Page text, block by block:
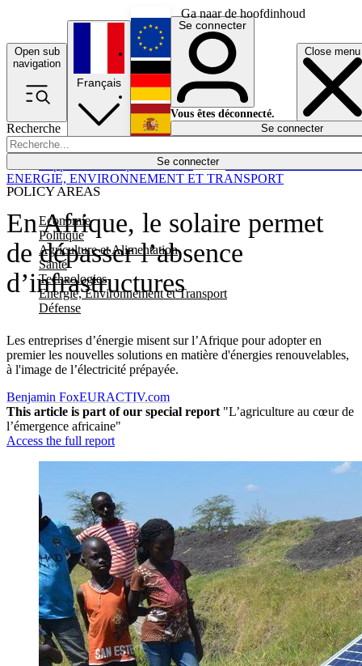
Ga naar de hoofdinhoud
Open sub
navigation
Close menu
Recherche
Se connecter
POLICY AREAS
Economie
Politique
Agriculture et Alimentation
Santé
Technologies
Energie, Environnement et Transport
Défense
Économie
Français
English
Deutsch
Español
Se connecter
Vous êtes déconnecté.
Se connecter
En Afrique, le solaire permet
de dépasser l’absence
d’infrastructures
Les entreprises d’énergie misent sur l’Afrique pour adopter en
premier les nouvelles solutions en matière d'énergies renouvelables,
à l'image de l’électricité prépayée.
ENERGIE, ENVIRONNEMENT ET TRANSPORT
Benjamin FoxEURACTIV.com
This article is part of our special report "L’agriculture au cœur de
l’émergence africaine"
Access the full report